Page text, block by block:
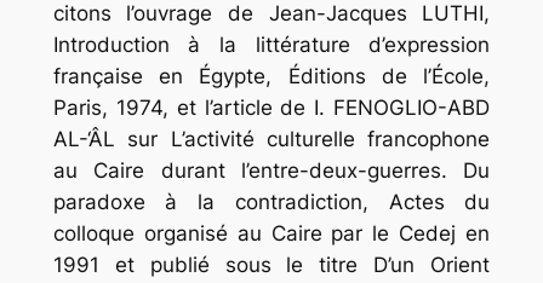
citons l’ouvrage de Jean-Jacques LUTHI,
Introduction à la littérature d’expression
française en Égypte, Éditions de l’École,
Paris, 1974, et l’article de I. FENOGLIO-ABD
AL-‘ÂL sur L’activité culturelle francophone
au Caire durant l’entre-deux-guerres. Du
paradoxe à la contradiction, Actes du
colloque organisé au Caire par le Cedej en
1991 et publié sous le titre D’un Orient